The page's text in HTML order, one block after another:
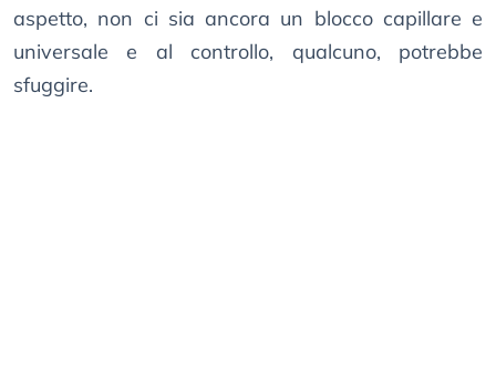
aspetto, non ci sia ancora un blocco capillare e
universale e al controllo, qualcuno, potrebbe
sfuggire.